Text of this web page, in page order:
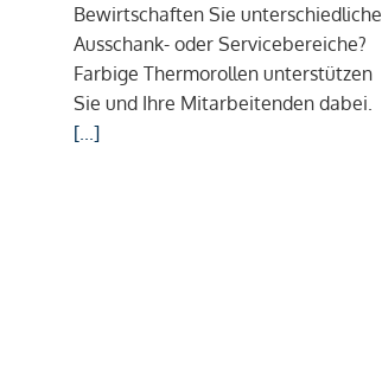
Bewirtschaften Sie unterschiedliche
Ausschank- oder Servicebereiche?
Farbige Thermorollen unterstützen
Sie und Ihre Mitarbeitenden dabei.
[...]